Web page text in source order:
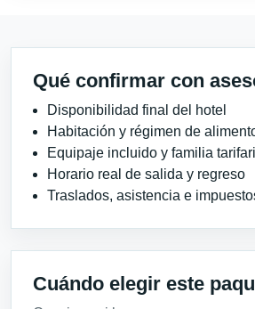
Qué confirmar con
Disponibilidad final del hotel
Habitación y régimen de
Equipaje incluido y familia
Horario real de salida y regreso
Traslados, asistencia e
Cuándo elegir este